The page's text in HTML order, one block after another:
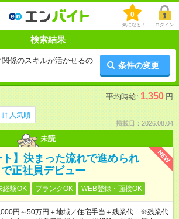
0
気になる！ ログイン
検索結果
係のスキルが活かせるの
条件の変更
平均時給: 1,350 円
人気順
掲載日：2026.08.04
未読
NEW
ト】決まった流れで進められ
正社員デビュー
経験OK ブランクOK WEB登録・面接OK
円～50万円＋地域／住宅手当＋残業代 ※残業代